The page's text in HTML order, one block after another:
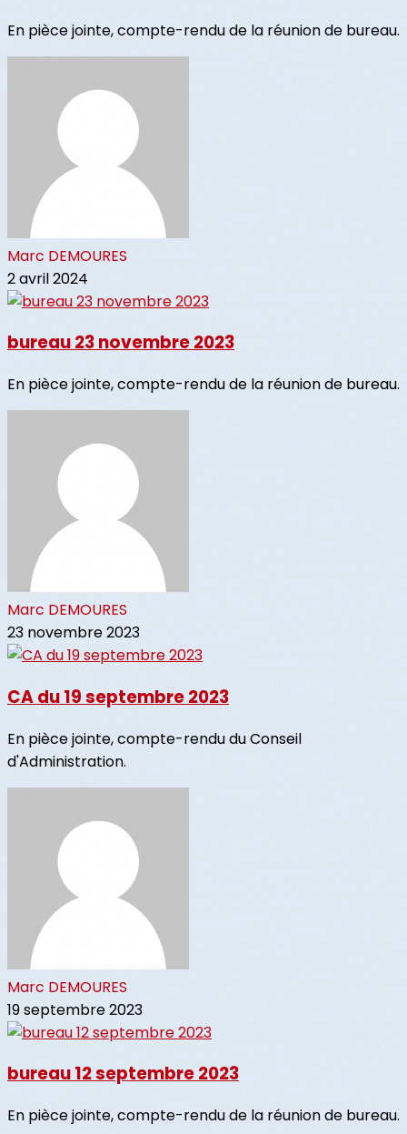
En pièce jointe, compte-rendu de la réunion de bureau.
Marc DEMOURES
2 avril 2024
bureau 23 novembre 2023
En pièce jointe, compte-rendu de la réunion de bureau.
Marc DEMOURES
23 novembre 2023
CA du 19 septembre 2023
En pièce jointe, compte-rendu du Conseil
d'Administration.
Marc DEMOURES
19 septembre 2023
bureau 12 septembre 2023
En pièce jointe, compte-rendu de la réunion de bureau.